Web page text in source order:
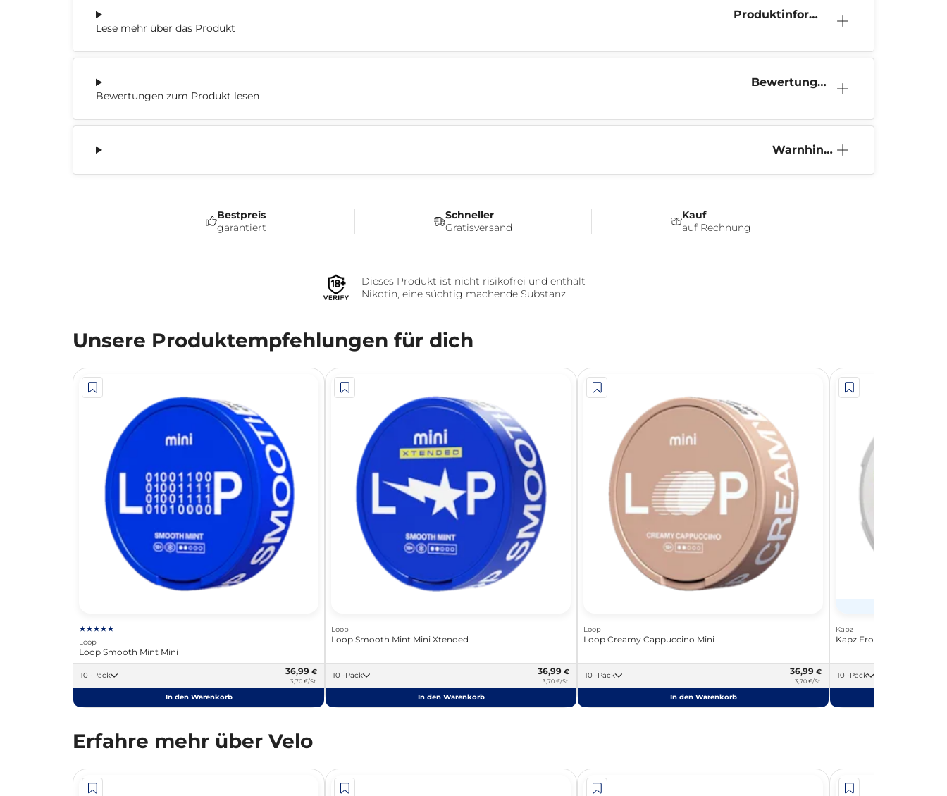
Produktinform
Lese mehr über das Produkt
Bewertunge
Bewertungen zum Produkt lesen
Warnhinw
Bestpreis
garantiert
Schneller
Gratisversand
Kauf
auf Rechnung
Dieses Produkt ist nicht risikofrei und enthält
Nikotin, eine süchtig machende Substanz.
Unsere Produktempfehlungen für dich
Loop
Loop Smooth Mint Mini
10 -Pack 36,99 €
3,70 €/St.
In den Warenkorb
Loop
Loop Smooth Mint Mini Xtended
10 -Pack 36,99 €
3,70 €/St.
In den Warenkorb
Loop
Loop Creamy Cappuccino Mini
10 -Pack 36,99 €
3,70 €/St.
In den Warenkorb
Kapz
Kapz Frosty Apple Strong
10 -Pack
Erfahre mehr über Velo